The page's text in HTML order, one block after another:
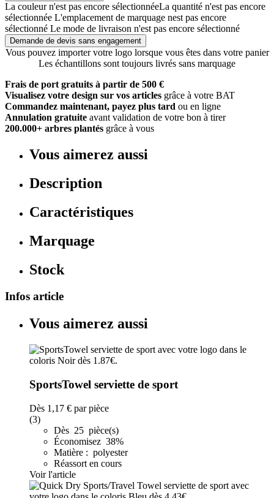
La couleur n'est pas encore sélectionnéeLa quantité n'est pas encore
sélectionnée L'emplacement de marquage nest pas encore
sélectionné Le mode de livraison n'est pas encore sélectionné
Demande de devis sans engagement
Vous pouvez importer votre logo lorsque vous êtes dans votre panier
Les échantillons sont toujours livrés sans marquage
Frais de port gratuits à partir de 500 €
Visualisez votre design sur vos articles grâce à votre BAT
Commandez maintenant, payez plus tard ou en ligne
Annulation gratuite avant validation de votre bon à tirer
200.000+ arbres plantés grâce à vous
Vous aimerez aussi
Description
Caractéristiques
Marquage
Stock
Infos article
Vous aimerez aussi
SportsTowel serviette de sport
Dès 1,17 € par pièce
(3)
Dès 25 pièce(s)
Économisez 38%
Matière : polyester
Réassort en cours
Voir l'article